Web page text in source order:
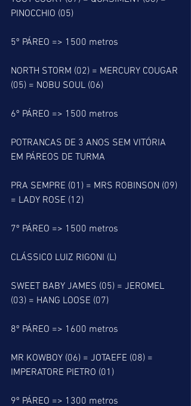
PINOCCHIO (05)
5º PÁREO => 1500 metros
NORTH STORM (02) = MERCURY COUGAR
(05) = NOBU SOUL (06)
6º PÁREO => 1500 metros
POTRANCAS DE 3 ANOS SEM VITÓRIA
EM PÁREOS DE TURMA
PRA SEMPRE (01) = MRS ROBINSON (09)
= LADY ROSE (12)
7º PÁREO => 1500 metros
CLÁSSICO LUIZ RIGONI (L)
SWEET BABY JAMES (05) = JEROMEL
(03) = HANG LOOSE (07)
8º PÁREO => 1600 metros
MR KOWBOY (06) = JOTAEFE (08) =
IMPERATORE PIETRO (01)
9º PÁREO => 1300 metros